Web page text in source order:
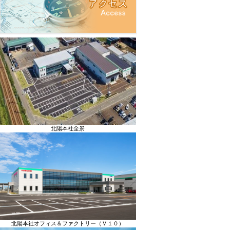
北陽本社全景
北陽本社オフィス＆ファクトリー（Ｖ１０）